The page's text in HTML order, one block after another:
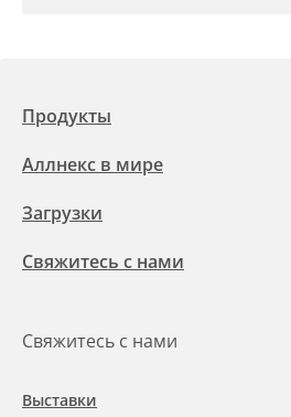
Продукты
Аллнекс в мире
Загрузки
Свяжитесь с нами
Свяжитесь с нами
Выставки